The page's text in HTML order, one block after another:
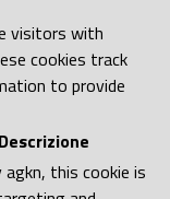
visitors with
cookies track
to provide
Descrizione
agkn, this cookie is